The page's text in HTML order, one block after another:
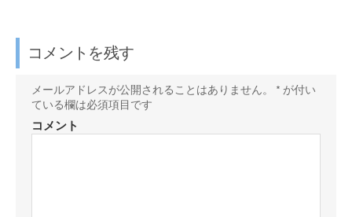
コメントを残す
メールアドレスが公開されることはありません。 * が付い
ている欄は必須項目です
コメント